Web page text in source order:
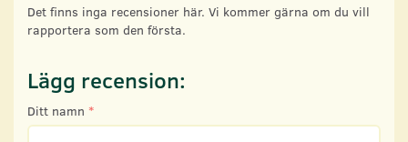
Det finns inga recensioner här. Vi kommer gärna om du vill
rapportera som den första.
Lägg recension:
Ditt namn